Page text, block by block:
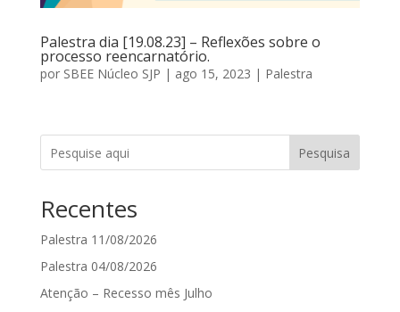
Palestra dia [19.08.23] – Reflexões sobre o
processo reencarnatório.
por SBEE Núcleo SJP | ago 15, 2023 | Palestra
Pesquisa
Recentes
Palestra 11/08/2026
Palestra 04/08/2026
Atenção – Recesso mês Julho